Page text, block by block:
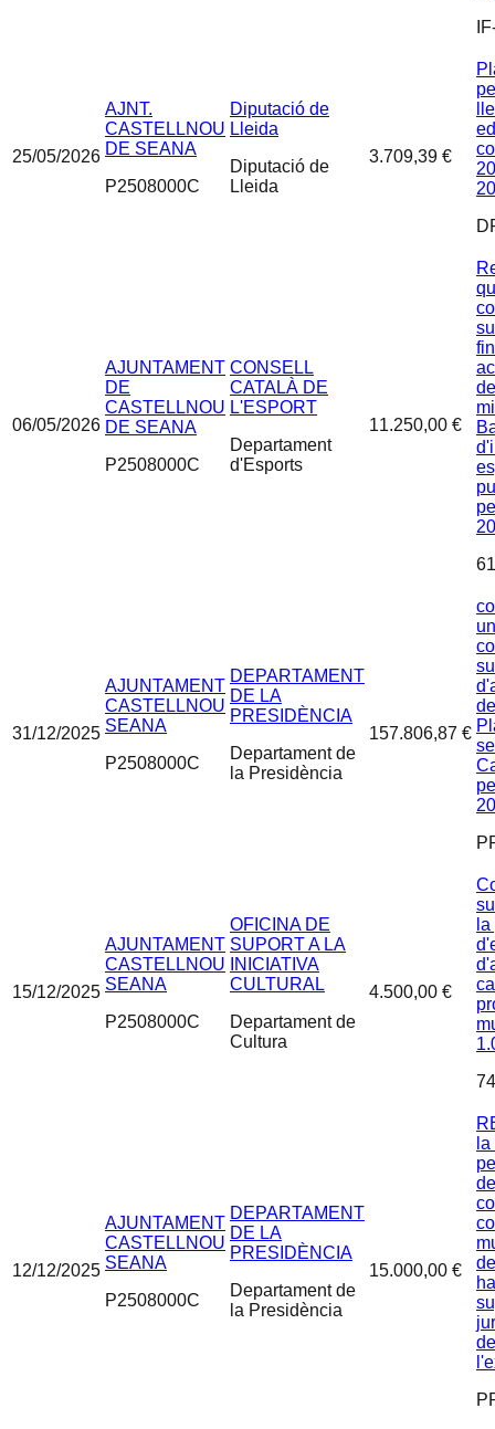
25/05/2026
AJNT.
CASTELLNOU
DE SEANA
P2508000C
Diputació de
Lleida
Diputació de
Lleida
3.709,39 €
06/05/2026
AJUNTAMENT
DE
CASTELLNOU
DE SEANA
P2508000C
CONSELL
CATALÀ DE
L'ESPORT
Departament
d'Esports
11.250,00 €
31/12/2025
AJUNTAMENT
CASTELLNOU
SEANA
P2508000C
DEPARTAMENT
DE LA
PRESIDÈNCIA
Departament de
la Presidència
157.806,87 €
15/12/2025
AJUNTAMENT
CASTELLNOU
SEANA
P2508000C
OFICINA DE
SUPORT A LA
INICIATIVA
CULTURAL
Departament de
Cultura
4.500,00 €
12/12/2025
AJUNTAMENT
CASTELLNOU
SEANA
P2508000C
DEPARTAMENT
DE LA
PRESIDÈNCIA
Departament de
la Presidència
15.000,00 €